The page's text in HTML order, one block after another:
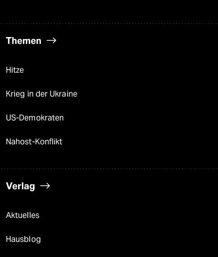
Themen
Hitze
Krieg in der Ukraine
US-Demokraten
Nahost-Konflikt
Verlag
Aktuelles
Hausblog